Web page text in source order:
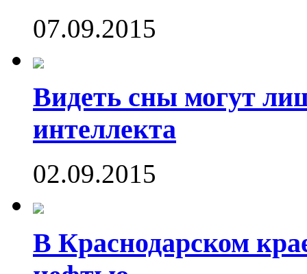
07.09.2015
Видеть сны могут
интеллекта
02.09.2015
В Краснодарском